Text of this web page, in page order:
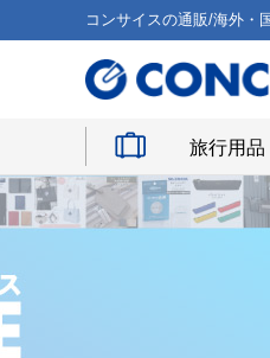
コンサイスの通販/海外・
旅行用品